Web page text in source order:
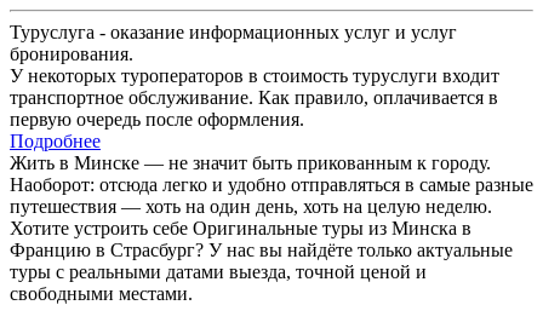
Туруслуга - оказание информационных услуг и услуг
бронирования.
У некоторых туроператоров в стоимость туруслуги входит
транспортное обслуживание. Как правило, оплачивается в
первую очередь после оформления.
Подробнее
Жить в Минске — не значит быть прикованным к городу.
Наоборот: отсюда легко и удобно отправляться в самые разные
путешествия — хоть на один день, хоть на целую неделю.
Хотите устроить себе Оригинальные туры из Минска в
Францию в Страсбург? У нас вы найдёте только актуальные
туры с реальными датами выезда, точной ценой и
свободными местами.